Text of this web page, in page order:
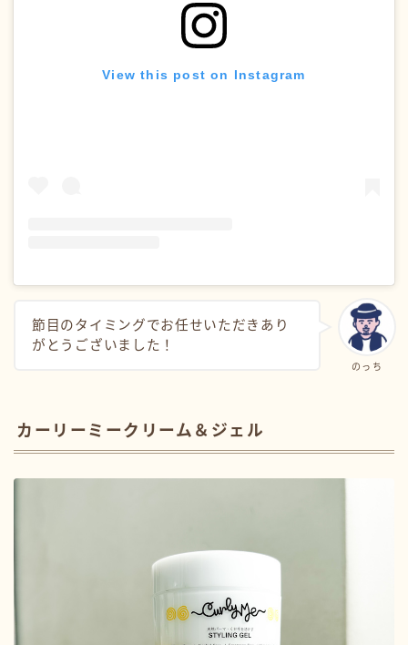
View this post on Instagram
のっち
節目のタイミングでお任せいただきあり
がとうございました！
カーリーミークリーム＆ジェル